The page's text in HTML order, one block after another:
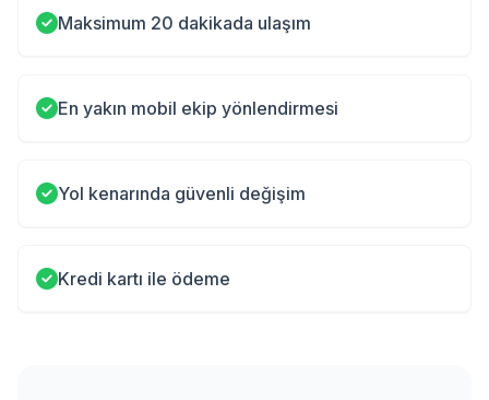
Maksimum 20 dakikada ulaşım
En yakın mobil ekip yönlendirmesi
Yol kenarında güvenli değişim
Kredi kartı ile ödeme